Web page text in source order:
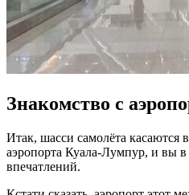
Знакомство с
Итак, шасси самолёта касаются
аэропорта Куала-Лумпур, и вы
впечатлений.